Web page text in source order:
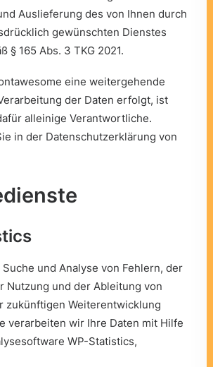
Auslieferung des von Ihnen durch
gewünschten Dienstes
§ 165 Abs. 3 TKG 2021.
eine weitergehende
der Daten erfolgt, ist
alleinige Verantwortliche.
in der Datenschutzerklärung von
und Analyse von Fehlern, der
Nutzung und der Ableitung von
zukünftigen Weiterentwicklung
verarbeiten wir Ihre Daten mit Hilfe
WP-Statistics,